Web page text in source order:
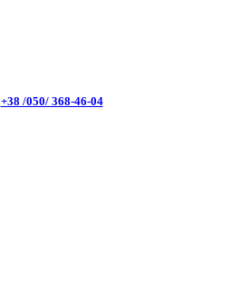
+38 /050/ 368-46-04